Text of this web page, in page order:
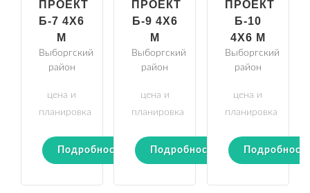
ПРОЕКТ
Б-7 4Х6
М
Выборгский
район
цена и
планировка
Подробности
ПРОЕКТ
Б-9 4Х6
М
Выборгский
район
цена и
планировка
Подробности
ПРОЕКТ
Б-10
4Х6 М
Выборгский
район
цена и
планировка